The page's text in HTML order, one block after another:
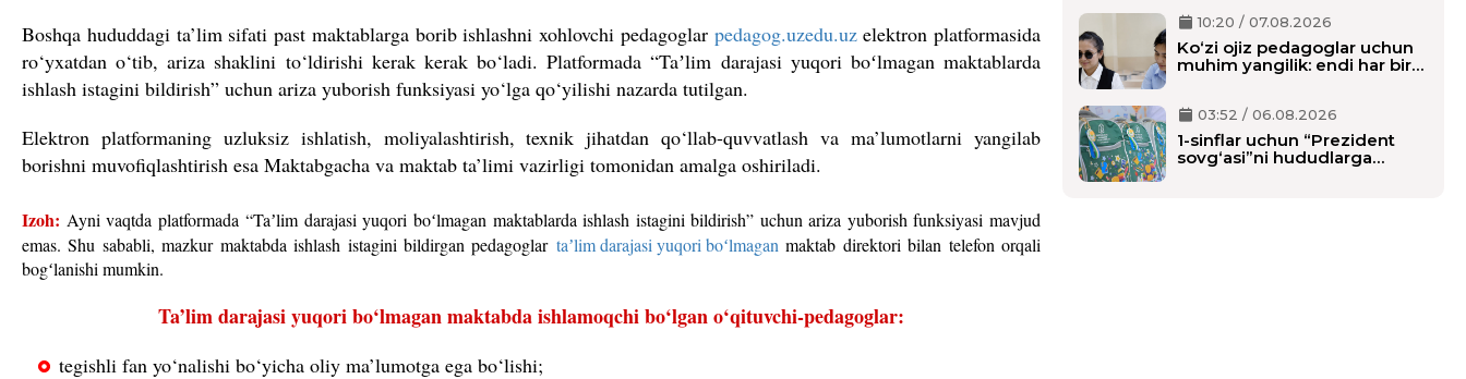
Boshqa hududdagi ta’lim sifati past maktablarga borib ishlashni xohlovchi pedagoglar pedagog.uzedu.uzelektron platformasida
ro‘yxatdan o‘tib, ariza shaklini to‘ldirishi kerak kerak bo‘ladi. Platformada “Taʼlim darajasi yuqori boʻlmagan maktablarda
ishlash istagini bildirish” uchun ariza yuborish funksiyasi yo‘lga qo‘yilishi nazarda tutilgan.
Elektron platformaning uzluksiz ishlatish, moliyalashtirish, texnik jihatdan qo‘llab-quvvatlash va ma’lumotlarni yangilab
borishni muvofiqlashtirish esa Maktabgacha va maktab ta’limi vazirligi tomonidan amalga oshiriladi.
Izoh: Ayni vaqtda platformada“Taʼlim darajasi yuqori boʻlmagan maktablarda ishlash istagini bildirish” uchun ariza yuborish funksiyasi mavjud
emas. Shu sababli, mazkur maktabda ishlash istagini bildirgan pedagoglar taʼlim darajasi yuqori boʻlmagan maktab direktori bilan telefon orqali
bogʻlanishi mumkin.
Ta’lim darajasi yuqori bo‘lmagan maktabda ishlamoqchi bo‘lgan o‘qituvchi-pedagoglar:
tegishli fan yo‘nalishi bo‘yicha oliy ma’lumotga ega bo‘lishi;
10:20 / 07.08.2026
Ko‘zi ojiz pedagoglar uchun
muhim yangilik: endi har bir
03:52 / 06.08.2026
1-sinflar uchun “Prezident
sovg‘asi”ni hududlarga